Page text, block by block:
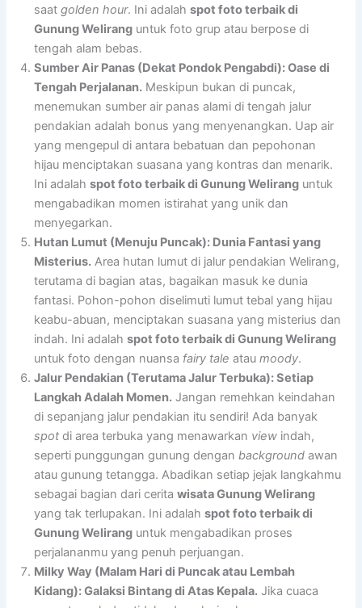
saatgolden hour. Ini adalahspot foto terbaik di
Gunung Welirang untuk foto grup atau berpose di
tengah alam bebas.
Sumber Air Panas (Dekat Pondok Pengabdi): Oase di
Tengah Perjalanan. Meskipun bukan di puncak,
menemukan sumber air panas alami di tengah jalur
pendakian adalah bonus yang menyenangkan. Uap air
yang mengepul di antara bebatuan dan pepohonan
hijau menciptakan suasana yang kontras dan menarik.
Ini adalahspot foto terbaik di Gunung Welirang untuk
mengabadikan momen istirahat yang unik dan
menyegarkan.
Hutan Lumut (Menuju Puncak): Dunia Fantasi yang
Misterius. Area hutan lumut di jalur pendakian Welirang,
terutama di bagian atas, bagaikan masuk ke dunia
fantasi. Pohon-pohon diselimuti lumut tebal yang hijau
keabu-abuan, menciptakan suasana yang misterius dan
indah. Ini adalahspot foto terbaik di Gunung Welirang
untuk foto dengan nuansa fairy tale ataumoody.
Jalur Pendakian (Terutama Jalur Terbuka): Setiap
Langkah Adalah Momen. Jangan remehkan keindahan
di sepanjang jalur pendakian itu sendiri! Ada banyak
spot di area terbuka yang menawarkan view indah,
seperti punggungan gunung denganbackground awan
atau gunung tetangga. Abadikan setiap jejak langkahmu
sebagai bagian dari ceritawisata Gunung Welirang
yang tak terlupakan. Ini adalahspot foto terbaik di
Gunung Welirang untuk mengabadikan proses
perjalananmu yang penuh perjuangan.
Milky Way (Malam Hari di Puncak atau Lembah
Kidang): Galaksi Bintang di Atas Kepala. Jika cuaca